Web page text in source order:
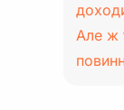
Але ж